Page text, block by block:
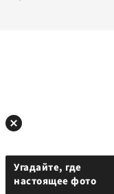
Угадайте, где
настоящее фото